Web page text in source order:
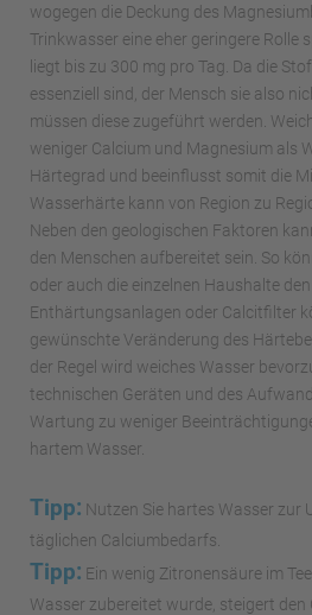
wogegen die Deckung des
Trinkwasser eine eher geringere Rolle
liegt bis zu 300 mg pro Tag. Da die
essenziell sind, der Mensch sie also
müssen diese zugeführt werden.
weniger Calcium und Magnesium als
Härtegrad und beeinflusst somit die
Wasserhärte kann von Region zu
Neben den geologischen Faktoren
den Menschen aufbereitet sein. So
oder auch die einzelnen Haushalte
Enthärtungsanlagen oder Calcitfilter
gewünschte Veränderung des
der Regel wird weiches Wasser
technischen Geräten und des
Wartung zu weniger
hartem Wasser.
Tipp: Nutzen Sie hartes Wasser zur
täglichen Calciumbedarfs.
Tipp: Ein wenig Zitronensäure im
Wasser zubereitet wurde, steigert den